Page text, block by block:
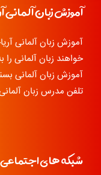
آموزش زبان آلمانی
آموزش زبان آلمانی
خواهند زبان آلمانی
آموزش زبان آلمانی
تلفن مدرس زبان آلمانی :
شبکه های اجتماعی